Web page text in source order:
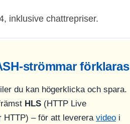
inklusive chattrepriser.
strömmar förklaras
du kan högerklicka och spara.
HLS (HTTP Live
HTTP) – för att leverera video i